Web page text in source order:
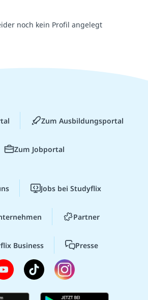
noch kein Profil angelegt
Zum Ausbildungsportal
Zum Jobportal
Jobs bei Studyflix
Partner
Business Presse